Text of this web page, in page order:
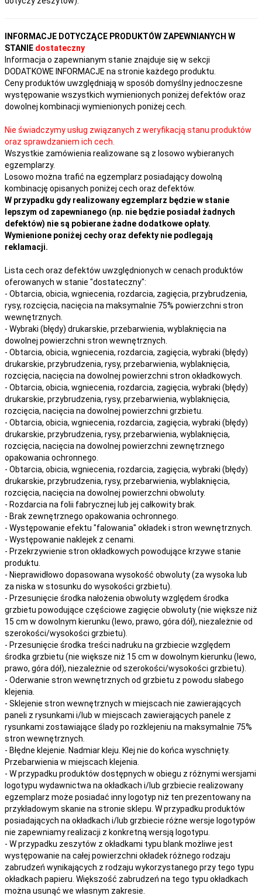
INFORMACJE DOTYCZĄCE PRODUKTÓW ZAPEWNIANYCH W
STANIE dostateczny
Informacja o zapewnianym stanie znajduje się w sekcji
DODATKOWE INFORMACJE na stronie każdego produktu.
Ceny produktów uwzględniają w sposób domyślny jednoczesne
występowanie wszystkich wymienionych poniżej defektów oraz
dowolnej kombinacji wymienionych poniżej cech.
Nie świadczymy usług związanych z weryfikacją stanu produktów
oraz sprawdzaniem ich cech.
Wszystkie zamówienia realizowane są z losowo wybieranych
egzemplarzy.
Losowo można trafić na egzemplarz posiadający dowolną
kombinację opisanych poniżej cech oraz defektów.
W przypadku gdy realizowany egzemplarz będzie w stanie
lepszym od zapewnianego (np. nie będzie posiadał żadnych
defektów) nie są pobierane żadne dodatkowe opłaty.
Wymienione poniżej cechy oraz defekty nie podlegają
reklamacji.
Lista cech oraz defektów uwzględnionych w cenach produktów
oferowanych w stanie "dostateczny":
- Obtarcia, obicia, wgniecenia, rozdarcia, zagięcia, przybrudzenia,
rysy, rozcięcia, nacięcia na maksymalnie 75% powierzchni stron
wewnętrznych.
- Wybraki (błędy) drukarskie, przebarwienia, wyblaknięcia na
dowolnej powierzchni stron wewnętrznych.
- Obtarcia, obicia, wgniecenia, rozdarcia, zagięcia, wybraki (błędy)
drukarskie, przybrudzenia, rysy, przebarwienia, wyblaknięcia,
rozcięcia, nacięcia na dowolnej powierzchni stron okładkowych.
- Obtarcia, obicia, wgniecenia, rozdarcia, zagięcia, wybraki (błędy)
drukarskie, przybrudzenia, rysy, przebarwienia, wyblaknięcia,
rozcięcia, nacięcia na dowolnej powierzchni grzbietu.
- Obtarcia, obicia, wgniecenia, rozdarcia, zagięcia, wybraki (błędy)
drukarskie, przybrudzenia, rysy, przebarwienia, wyblaknięcia,
rozcięcia, nacięcia na dowolnej powierzchni zewnętrznego
opakowania ochronnego.
- Obtarcia, obicia, wgniecenia, rozdarcia, zagięcia, wybraki (błędy)
drukarskie, przybrudzenia, rysy, przebarwienia, wyblaknięcia,
rozcięcia, nacięcia na dowolnej powierzchni obwoluty.
- Rozdarcia na folii fabrycznej lub jej całkowity brak.
- Brak zewnętrznego opakowania ochronnego.
- Występowanie efektu "falowania" okładek i stron wewnętrznych.
- Występowanie naklejek z cenami.
- Przekrzywienie stron okładkowych powodujące krzywe stanie
produktu.
- Nieprawidłowo dopasowana wysokość obwoluty (za wysoka lub
za niska w stosunku do wysokości grzbietu).
- Przesunięcie środka nałożenia obwoluty względem środka
grzbietu powodujące częściowe zagięcie obwoluty (nie większe niż
15 cm w dowolnym kierunku (lewo, prawo, góra dół), niezależnie od
szerokości/wysokości grzbietu).
- Przesunięcie środka treści nadruku na grzbiecie względem
środka grzbietu (nie większe niż 15 cm w dowolnym kierunku (lewo,
prawo, góra dół), niezależnie od szerokości/wysokości grzbietu).
- Oderwanie stron wewnętrznych od grzbietu z powodu słabego
klejenia.
- Sklejenie stron wewnętrznych w miejscach nie zawierających
paneli z rysunkami i/lub w miejscach zawierających panele z
rysunkami zostawiające ślady po rozklejeniu na maksymalnie 75%
stron wewnętrznych.
- Błędne klejenie. Nadmiar kleju. Klej nie do końca wyschnięty.
Przebarwienia w miejscach klejenia.
- W przypadku produktów dostępnych w obiegu z różnymi wersjami
logotypu wydawnictwa na okładkach i/lub grzbiecie realizowany
egzemplarz może posiadać inny logotyp niż ten prezentowany na
przykładowym skanie na stronie sklepu. W przypadku produktów
posiadających na okładkach i/lub grzbiecie różne wersje logotypów
nie zapewniamy realizacji z konkretną wersją logotypu.
- W przypadku zeszytów z okładkami typu blank możliwe jest
występowanie na całej powierzchni okładek różnego rodzaju
zabrudzeń wynikających z rodzaju wykorzystanego przy tego typu
okładkach papieru. Większość zabrudzeń na tego typu okładkach
można usunąć we własnym zakresie.